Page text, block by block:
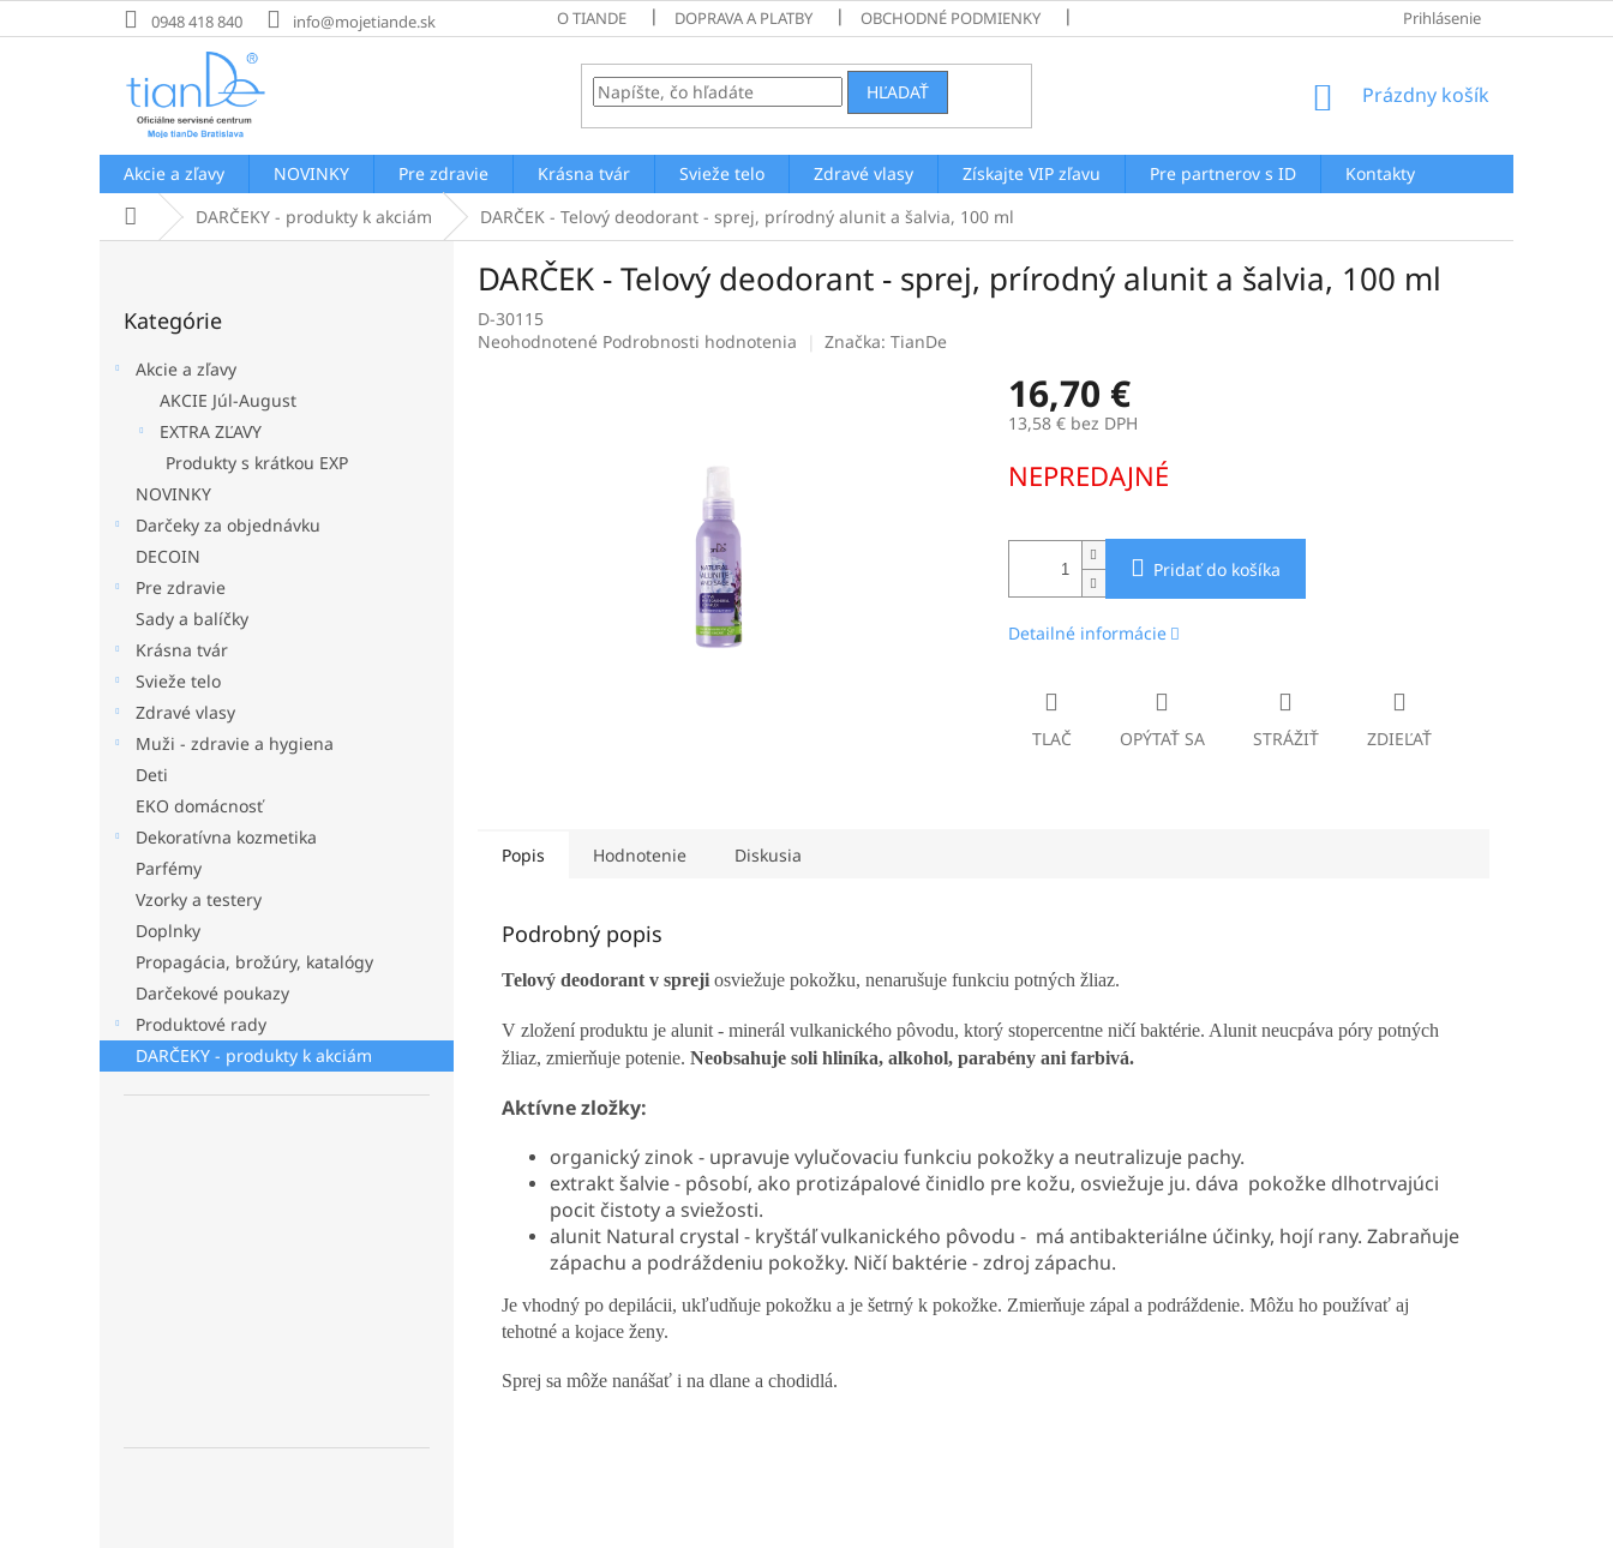
na
0948 418 840 info@mojetiande.sk O TIANDE DOPRAVA A PLATBY OBCHODNÉ PODMIENKY AKTUALITY REKLAMAČNÝ
Prihlásenie
HĽADAŤ
NÁKUPNÝ
Prázdny košík
Akcie a zľavy NOVINKY Pre zdravie Krásna tvár Svieže telo Zdravé vlasy Získajte VIP zľavu Pre partnerov s ID
Kontakty
DomovDARČEKY - produkty k akciám DARČEK - Telový deodorant - sprej, prírodný alunit a šalvia, 100 ml
kategórie
Kategórie
Akcie a zľavy
AKCIE Júl-August
EXTRA ZĽAVY
Produkty s krátkou EXP
NOVINKY
Darčeky za objednávku
DECOIN
Pre zdravie
Sady a balíčky
Krásna tvár
Svieže telo
Zdravé vlasy
Muži - zdravie a hygiena
Deti
EKO domácnosť
Dekoratívna kozmetika
Parfémy
Vzorky a testery
Doplnky
Propagácia, brožúry, katalógy
Darčekové poukazy
Produktové rady
DARČEKY - produkty k akciám
DARČEK - Telový deodorant - sprej, prírodný alunit a šalvia, 100 ml
D-30115
Priemerné
Neohodnotené Podrobnosti hodnotenia Značka: TianDe
16,70 €
13,58 € bez DPH
cena:
NEPREDAJNÉ
Pridať do košíka
Detailné informácie
TLAČ OPÝTAŤ SA STRÁŽIŤ ZDIEĽAŤ
Popis Hodnotenie Diskusia
Podrobný popis
Telový deodorant v spreji osviežuje pokožku, nenarušuje funkciu potných žliaz.
V zložení produktu je alunit - minerál vulkanického pôvodu, ktorý stopercentne ničí baktérie. Alunit neucpáva póry potných
žliaz, zmierňuje potenie. Neobsahuje soli hliníka, alkohol, parabény ani farbivá.
Aktívne zložky:
organický zinok - upravuje vylučovaciu funkciu pokožky a neutralizuje pachy.
extrakt šalvie - pôsobí, ako protizápalové činidlo pre kožu, osviežuje ju. dáva pokožke dlhotrvajúci
pocit čistoty a sviežosti.
alunit Natural crystal - kryštáľ vulkanického pôvodu - má antibakteriálne účinky, hojí rany. Zabraňuje
zápachu a podráždeniu pokožky. Ničí baktérie - zdroj zápachu.
Je vhodný po depilácii, ukľudňuje pokožku a je šetrný k pokožke. Zmierňuje zápal a podráždenie. Môžu ho používať aj
tehotné a kojace ženy.
Sprej sa môže nanášať i na dlane a chodidlá.